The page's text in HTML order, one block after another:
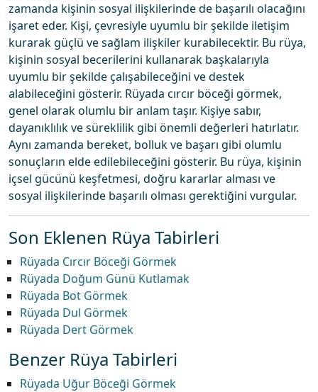
zamanda kişinin sosyal ilişkilerinde de başarılı olacağını
işaret eder. Kişi, çevresiyle uyumlu bir şekilde iletişim
kurarak güçlü ve sağlam ilişkiler kurabilecektir. Bu rüya,
kişinin sosyal becerilerini kullanarak başkalarıyla
uyumlu bir şekilde çalışabileceğini ve destek
alabileceğini gösterir. Rüyada cırcır böceği görmek,
genel olarak olumlu bir anlam taşır. Kişiye sabır,
dayanıklılık ve süreklilik gibi önemli değerleri hatırlatır.
Aynı zamanda bereket, bolluk ve başarı gibi olumlu
sonuçların elde edilebileceğini gösterir. Bu rüya, kişinin
içsel gücünü keşfetmesi, doğru kararlar alması ve
sosyal ilişkilerinde başarılı olması gerektiğini vurgular.
Son Eklenen Rüya Tabirleri
Rüyada Cırcır Böceği Görmek
Rüyada Doğum Günü Kutlamak
Rüyada Bot Görmek
Rüyada Dul Görmek
Rüyada Dert Görmek
Benzer Rüya Tabirleri
Rüyada Uğur Böceği Görmek